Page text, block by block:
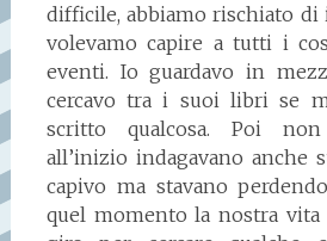
difficile, abbiamo rischiato di
volevamo capire a tutti i
eventi. Io guardavo in
cercavo tra i suoi libri se
scritto qualcosa. Poi
all’inizio indagavano anche
capivo ma stavano
quel momento la nostra vita